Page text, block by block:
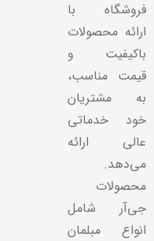
فروشگاه با
ارائه محصولات
باکیفیت و
قیمت مناسب،
به مشتریان
خود خدماتی
عالی ارائه
می‌دهد.
محصولات
جی‌آر شامل
انواع مبلمان